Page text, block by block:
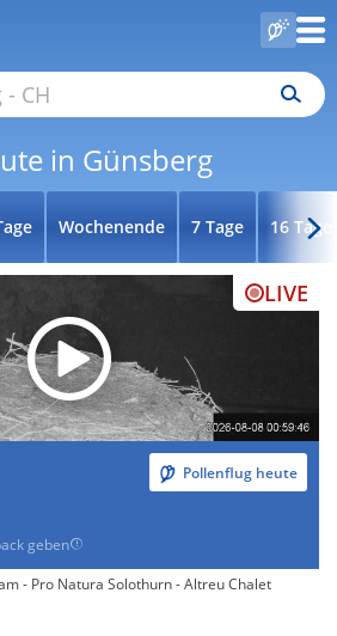
in Günsberg
Wochenende 7 Tage 16 Tage
LIVE
Pollenflug heute
geben
- Pro Natura Solothurn - Altreu Chalet